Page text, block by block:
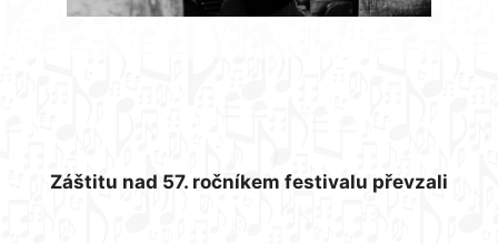
Záštitu nad 57. ročníkem festivalu převzali